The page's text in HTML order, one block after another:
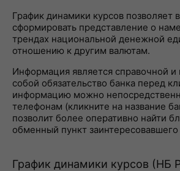
График динамики курсов позволяет
сформировать представление о
трендах национальной денежной
отношению к другим валютам.
Информация является справочной и
собой обязательство банка перед
информацию можно
телефонам (кликните на название
позволит более оперативно найти
обменный пункт заинтересовавшего
График динамики курсов (НБ